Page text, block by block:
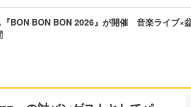
BON BON BON 2026』が開催 音楽ライブ×